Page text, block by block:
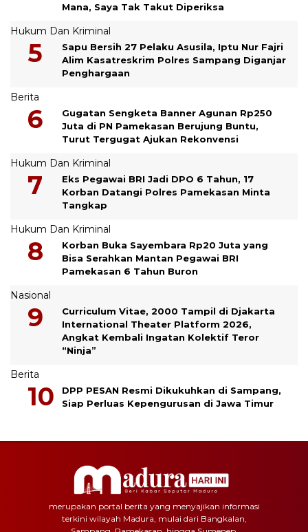
Mana, Saya Tak Takut Diperiksa
Hukum Dan Kriminal
Sapu Bersih 27 Pelaku Asusila, Iptu Nur Fajri
Alim Kasatreskrim Polres Sampang Diganjar
Penghargaan
Berita
Gugatan Sengketa Banner Agunan Rp250
Juta di PN Pamekasan Berujung Buntu,
Turut Tergugat Ajukan Rekonvensi
Hukum Dan Kriminal
Eks Pegawai BRI Jadi DPO 6 Tahun, 17
Korban Datangi Polres Pamekasan Minta
Tangkap
Hukum Dan Kriminal
Korban Buka Sayembara Rp20 Juta yang
Bisa Serahkan Mantan Pegawai BRI
Pamekasan 6 Tahun Buron
Nasional
Curriculum Vitae, 2000 Tampil di Djakarta
International Theater Platform 2026,
Angkat Kembali Ingatan Kolektif Teror
“Ninja”
Berita
DPP PESAN Resmi Dikukuhkan di Sampang,
Siap Perluas Kepengurusan di Jawa Timur
merupakan portal berita yang menyajikan informasi
terkini wilayah Madura, mulai dari Bangkalan,